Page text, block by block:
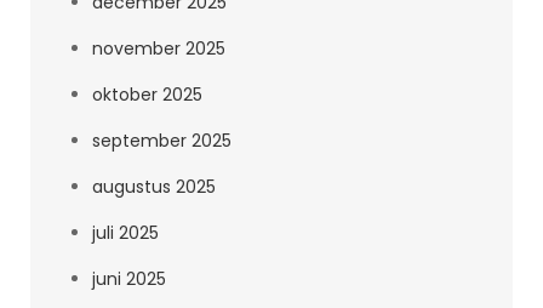
november 2025
oktober 2025
september 2025
augustus 2025
juli 2025
juni 2025